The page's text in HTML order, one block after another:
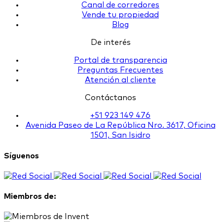
Canal de corredores
Vende tu propiedad
Blog
De interés
Portal de transparencia
Preguntas Frecuentes
Atención al cliente
Contáctanos
+51 923 149 476
Avenida Paseo de La República Nro. 3617, Oficina
1501, San Isidro
Síguenos
Miembros de: